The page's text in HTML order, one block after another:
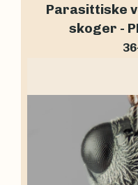
Parasittiske
skoger -